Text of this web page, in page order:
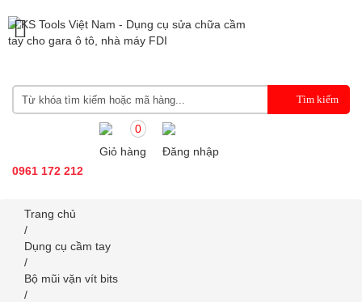
0961 172 212
0
Giỏ hàng
Đăng nhập
Trang chủ
/
Dụng cụ cầm tay
/
Bộ mũi vặn vít bits
/